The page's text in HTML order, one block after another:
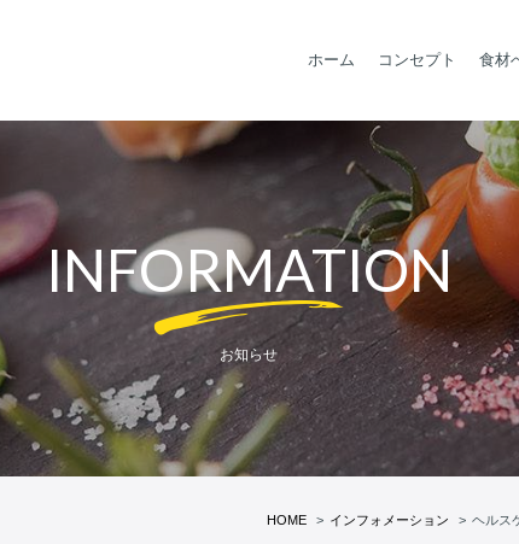
ホーム コンセプト 食材
INFORMATION
お知らせ
HOME インフォメーション ヘルス